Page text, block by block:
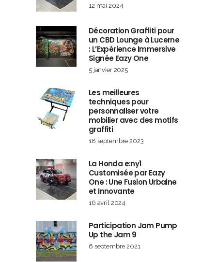
12 mai 2024
Décoration Graffiti pour
un CBD Lounge à Lucerne
: L’Expérience Immersive
Signée Eazy One
5 janvier 2025
Les meilleures
techniques pour
personnaliser votre
mobilier avec des motifs
graffiti
18 septembre 2023
La Honda e:ny1
Customisée par Eazy
One : Une Fusion Urbaine
et Innovante
16 avril 2024
Participation Jam Pump
Up the Jam 9
6 septembre 2021